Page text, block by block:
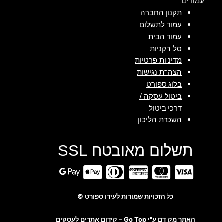
תקנון החברה
עמוד לתשלום
עמוד הבית
סל הקניות
מדיניות פרטיות
הצהרת נגישות
בלוג ספורט
ביטול עסקה /
דרכי ביטול
השכרת הליכון
תשלום מאובטח SSL
כל הזכויות שמורות לעידו ספורט ©
האתר מקודם ע"י Go Top – קידום אתרים לעסקים